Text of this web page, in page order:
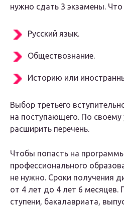
нужно сдать 3 экзамены.
Русский язык.
Обществознание.
Историю или
Выбор третьего
на поступающего. По
расширить перечень.
Чтобы попасть на
профессионального
не нужно. Сроки получения
от 4 лет до 4 лет 6 месяцев.
ступени, бакалавриата,